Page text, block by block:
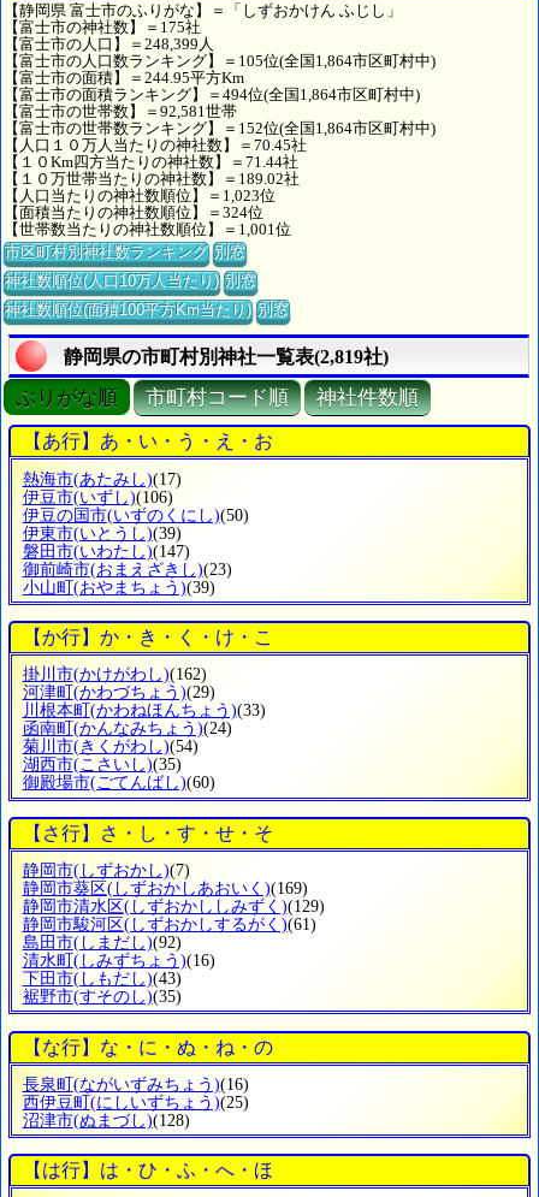
【静岡県 富士市のふりがな】＝「しずおかけん ふじし」
【富士市の神社数】＝175社
【富士市の人口】＝248,399人
【富士市の人口数ランキング】＝105位(全国1,864市区町村中)
【富士市の面積】＝244.95平方Km
【富士市の面積ランキング】＝494位(全国1,864市区町村中)
【富士市の世帯数】＝92,581世帯
【富士市の世帯数ランキング】＝152位(全国1,864市区町村中)
【人口１０万人当たりの神社数】＝70.45社
【１０Km四方当たりの神社数】＝71.44社
【１０万世帯当たりの神社数】＝189.02社
【人口当たりの神社数順位】＝1,023位
【面積当たりの神社数順位】＝324位
【世帯数当たりの神社数順位】＝1,001位
市区町村別神社数ランキング 別窓
神社数順位(人口10万人当たり) 別窓
神社数順位(面積100平方Km当たり) 別窓
静岡県の市町村別神社一覧表(2,819社)
ぶりがな順 市町村コード順 神社件数順
【あ行】あ・い・う・え・お
熱海市(あたみし)(17)
伊豆市(いずし)(106)
伊豆の国市(いずのくにし)(50)
伊東市(いとうし)(39)
磐田市(いわたし)(147)
御前崎市(おまえざきし)(23)
小山町(おやまちょう)(39)
【か行】か・き・く・け・こ
掛川市(かけがわし)(162)
河津町 (かわづちょう)(29)
川根本町 (かわねほんちょう)(33)
函南町 (かんなみちょう)(24)
菊川市(きくがわし)(54)
湖西市(こさいし)(35)
御殿場市(ごてんばし)(60)
【さ行】さ・し・す・せ・そ
静岡市(しずおかし)(7)
静岡市葵区(しずおかしあおいく)(169)
静岡市清水区(しずおかししみずく)(129)
静岡市駿河区(しずおかしするがく)(61)
島田市(しまだし)(92)
清水町 (しみずちょう)(16)
下田市(しもだし)(43)
裾野市(すそのし)(35)
【な行】な・に・ぬ・ね・の
長泉町 (ながいずみちょう)(16)
西伊豆町 (にしいずちょう)(25)
沼津市(ぬまづし)(128)
【は行】は・ひ・ふ・へ・ほ